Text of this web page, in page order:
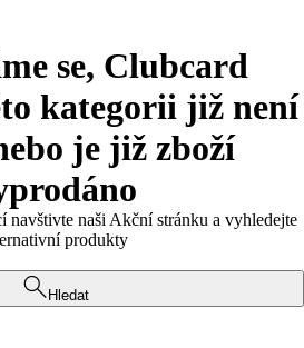
se, Clubcard
kategorii již není
je již zboží
navštivte naši Akční stránku a vyhledejte
produkty
Hledat